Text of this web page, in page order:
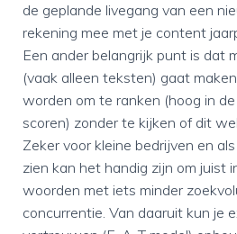
de geplande livegang van een
rekening mee met je content
Een ander belangrijk punt is dat
(vaak alleen teksten) gaat
worden om te ranken (hoog in
scoren) zonder te kijken of dit
Zeker voor kleine bedrijven en
zien kan het handig zijn om juist
woorden met iets minder
concurrentie. Van daaruit kun je